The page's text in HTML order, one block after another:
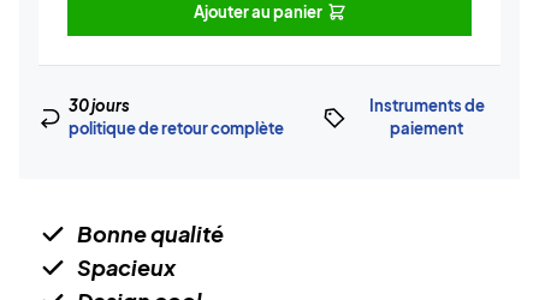
Ajouter au panier
30 jours
politique de retour complète
Instruments de
paiement
Bonne qualité
Spacieux